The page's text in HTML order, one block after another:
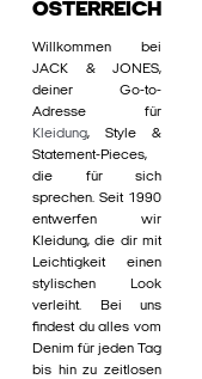
ÖSTERREICH
Willkommen bei
JACK & JONES,
deiner Go-to-
Adresse für
Kleidung, Style &
Statement-Pieces,
die für sich
sprechen. Seit 1990
entwerfen wir
Kleidung, die dir mit
Leichtigkeit einen
stylischen Look
verleiht. Bei uns
findest du alles vom
Denim für jeden Tag
bis hin zu zeitlosen